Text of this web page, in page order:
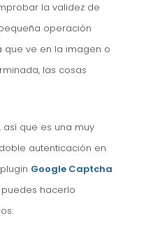
la validez de
operación
ve en la imagen o
las cosas
que es una muy
autenticación en
Google Captcha
puedes hacerlo